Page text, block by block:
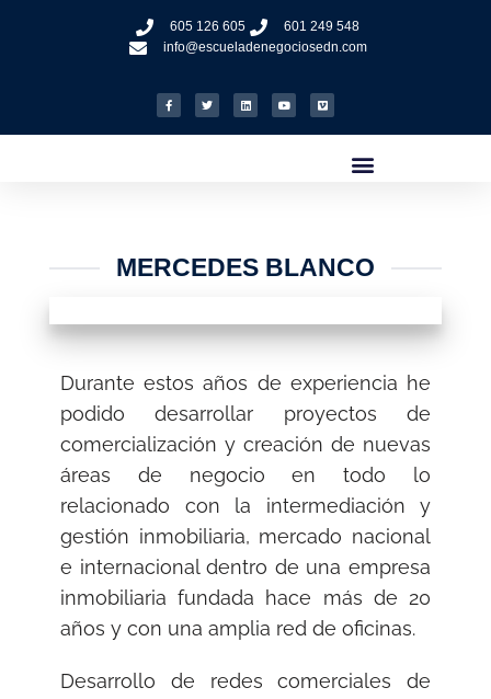
605 126 605
601 249 548
info@escueladenegociosedn.com
MERCEDES BLANCO
Durante estos años de experiencia he
podido desarrollar proyectos de
comercialización y creación de nuevas
áreas de negocio en todo lo
relacionado con la intermediación y
gestión inmobiliaria, mercado nacional
e internacional dentro de una empresa
inmobiliaria fundada hace más de 20
años y con una amplia red de oficinas.
Desarrollo de redes comerciales de